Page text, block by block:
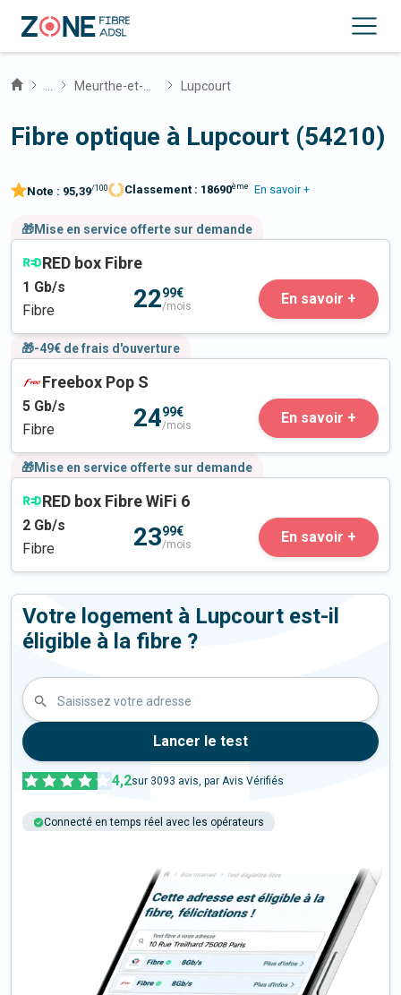
Lupcourt
Fibre optique à Lupcourt (54210)
Note : 95,39/100 Classement : 18690ème En savoir +
🎁Mise en service offerte sur demande
RED box Fibre
1 Gb/s
Fibre
2299€
/mois En savoir +
🎁-49€ de frais d'ouverture
Freebox Pop S
5 Gb/s
Fibre
2499€
/mois En savoir +
🎁Mise en service offerte sur demande
RED box Fibre WiFi 6
2 Gb/s
Fibre
2399€
/mois En savoir +
Votre logement à Lupcourt est-il
éligible à la fibre ?
Saisissez votre adresse
Lancer le test
4,2sur 3093 avis, par Avis Vérifiés
Connecté en temps réel avec les opérateurs